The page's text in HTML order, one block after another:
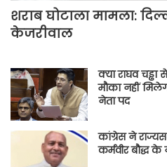
शराब घोटाला मामला:
केजरीवाल
क्या राघव
मौका नहीं
नेता पद
कांग्रेस ने
कर्मवीर बौद्ध